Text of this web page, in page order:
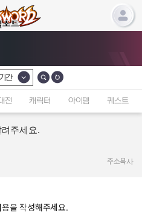
리 선택
간
전 캐릭터 아이템 퀘스트
주세요.
주소복사
을 작성해주세요.